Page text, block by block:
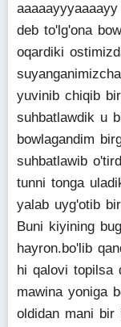
deb to'lg'ona
oqardiki
yuvinib chiqib
suhbatlawdik u
bowlagandim
suhbatlawib
tunni tonga
yalab uyg'otib
Buni kiyining
hayron.bo'lib
hi qalovi topilsa
mawina yoniga
oldidan mani bir